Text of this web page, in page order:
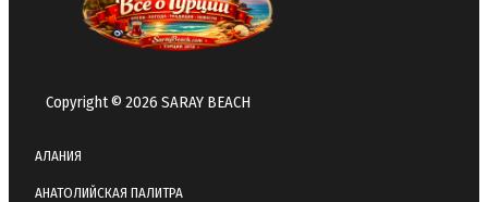
Copyright © 2026 SARAY BEACH
АЛАНИЯ
АНАТОЛИЙСКАЯ ПАЛИТРА